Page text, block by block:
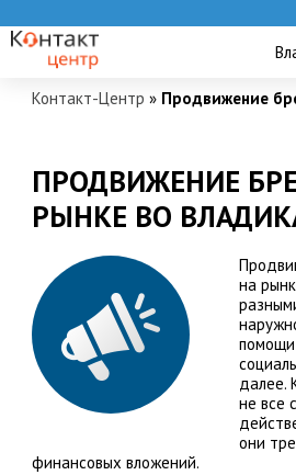
Контакт-Центр » Продвижение
ПРОДВИЖЕНИЕ
РЫНКЕ ВО
на
помощи
далее.
не все
они
финансовых вложений.